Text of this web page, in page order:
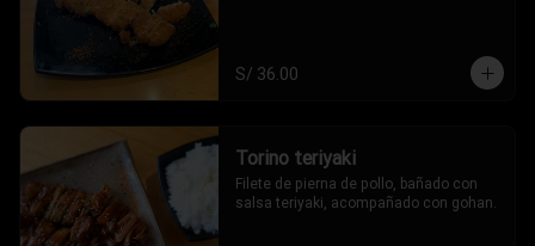
S/ 36.00
Torino teriyaki
Filete de pierna de pollo, bañado con
salsa teriyaki, acompañado con gohan.